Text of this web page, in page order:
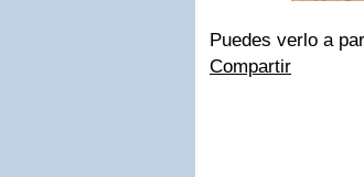
Puedes verlo a
Compartir